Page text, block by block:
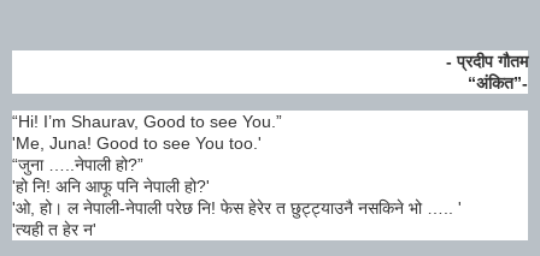
- प्रदीप गौतम
“अंकित”-
“Hi! I’m Shaurav, Good to see You.”
'Me, Juna! Good to see You too.'
“जुना …..नेपाली हो?”
'हो नि! अनि आफू पनि नेपाली हो?'
'ओ, हो। ल नेपाली-नेपाली परेछ नि! फेस हेरेर त छुट्ट्याउनै नसकिने भो ….. '
'त्यही त हेर न'